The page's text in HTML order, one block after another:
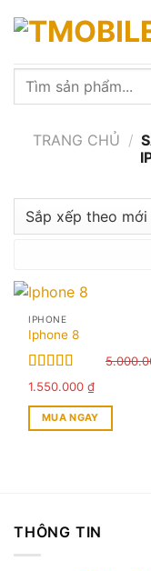
Tìm
TRANG CHỦ /
IPHONE
Iphone 8
Được xếp
5
sao
Giá
gốc
1.550.000₫Giá
hiện
tại
MUA NGAY
THÔNG TIN